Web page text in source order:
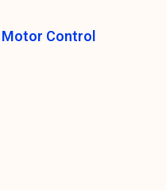
Control